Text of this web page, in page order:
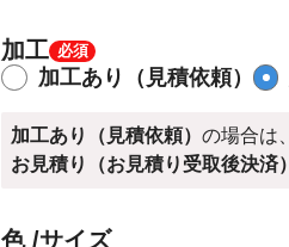
加工
加工あり（見積依頼）
加工あり（見積依頼）の場合は、
お見積り（お見積り受取後決済）
色 サイズ